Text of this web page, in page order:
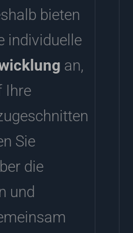
bieten
individuelle
an,
Ihre
Sie
die
und